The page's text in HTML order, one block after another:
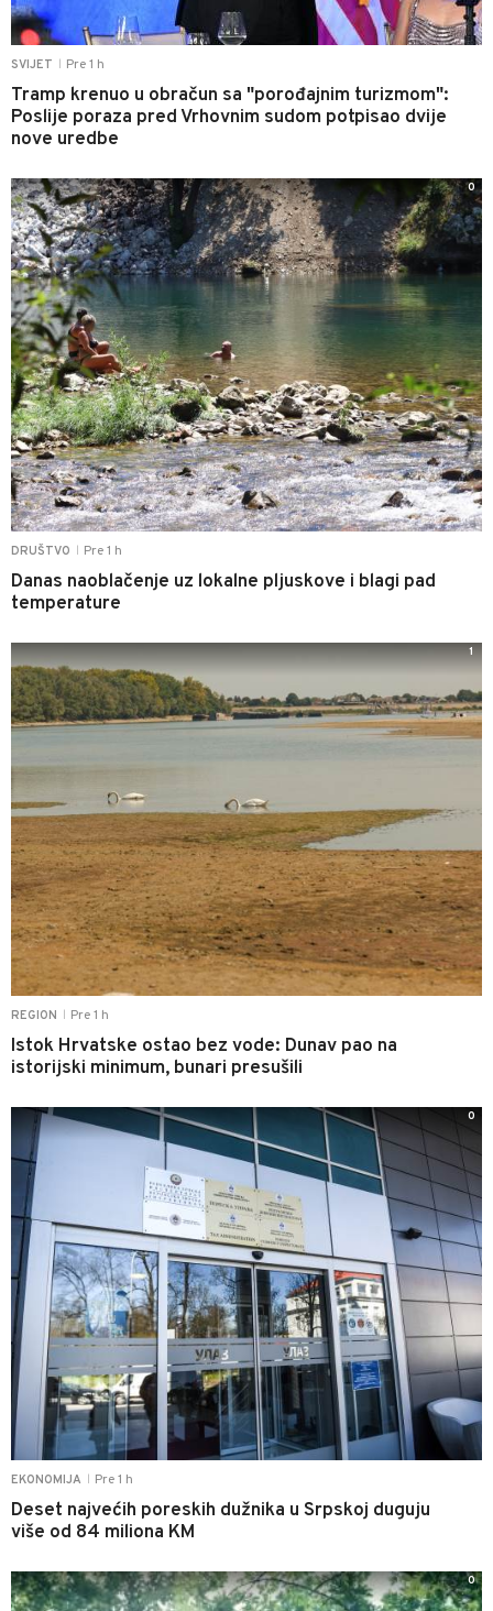
SVIJET Pre 1 h
Tramp krenuo u obračun sa "porođajnim turizmom":
Poslije poraza pred Vrhovnim sudom potpisao dvije
nove uredbe
DRUŠTVO Pre 1 h
Danas naoblačenje uz lokalne pljuskove i blagi pad
temperature
0
REGION Pre 1 h
Istok Hrvatske ostao bez vode: Dunav pao na
istorijski minimum, bunari presušili
1
EKONOMIJA Pre 1 h
Deset najvećih poreskih dužnika u Srpskoj duguju
više od 84 miliona KM
0
0